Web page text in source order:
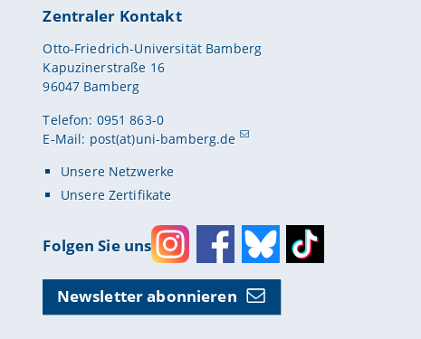
Zentraler Kontakt
Otto-Friedrich-Universität Bamberg
Kapuzinerstraße 16
96047 Bamberg
Telefon: 0951 863-0
E-Mail: post(at)uni-bamberg.de
Unsere Netzwerke
Unsere Zertifikate
Folgen Sie uns
InstagramFacebook
Bluesky
Newsletter abonnieren